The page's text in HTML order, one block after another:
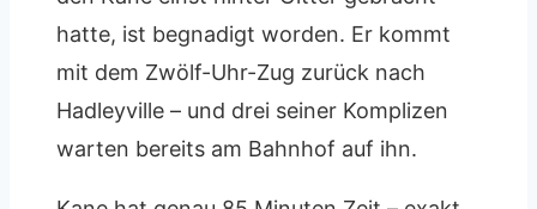
hatte, ist begnadigt worden. Er kommt
mit dem Zwölf-Uhr-Zug zurück nach
Hadleyville – und drei seiner Komplizen
warten bereits am Bahnhof auf ihn.